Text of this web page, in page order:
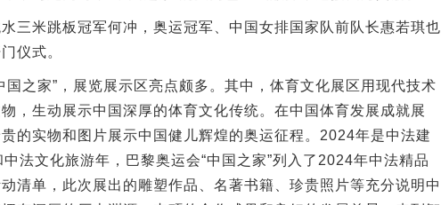
米跳板冠军何冲，奥运冠军、中国女排国家队前队长惠若琪也
仪式。
之家”，展览展示区亮点颇多。其中，体育文化展区用现代技术
，生动展示中国深厚的体育文化传统。在中国体育发展成就展
的实物和图片展示中国健儿辉煌的奥运征程。2024年是中法建
法文化旅游年，巴黎奥运会“中国之家”列入了2024年中法精品
动清单，此次展出的雕塑作品、名著书籍、珍贵照片等充分说明中